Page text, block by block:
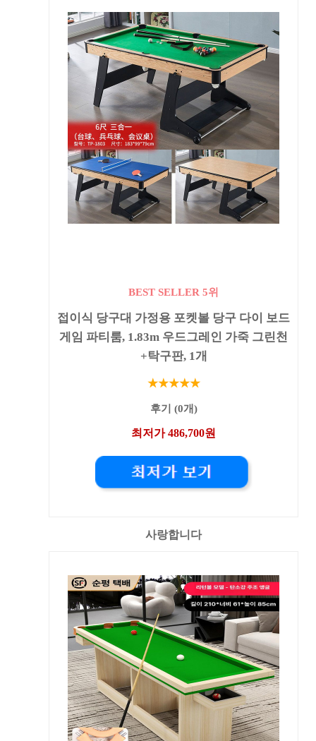
BEST SELLER 5위
접이식 당구대 가정용 포켓볼 당구 다이 보드
게임 파티룸, 1.83m 우드그레인 가죽 그린천
+탁구판, 1개
★★★★★
후기 (0개)
최저가 486,700원
사랑합니다